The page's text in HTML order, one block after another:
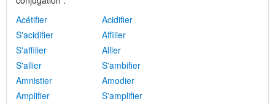
Acétifier
Acidifier
S'acidifier
Affilier
S'affilier
Allier
S'allier
S'ambifier
Amnistier
Amodier
Amplifier
S'amplifier